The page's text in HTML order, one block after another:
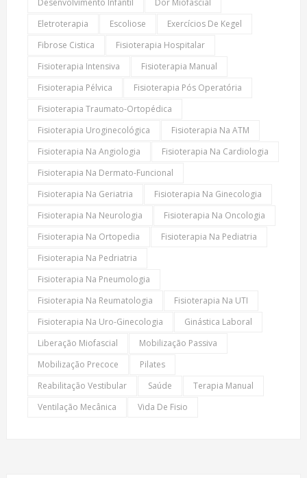
Eletroterapia
Escoliose
Exercícios De Kegel
Fibrose Cistica
Fisioterapia Hospitalar
Fisioterapia Intensiva
Fisioterapia Manual
Fisioterapia Pélvica
Fisioterapia Pós Operatória
Fisioterapia Traumato-Ortopédica
Fisioterapia Uroginecológica
Fisioterapia Na ATM
Fisioterapia Na Angiologia
Fisioterapia Na Cardiologia
Fisioterapia Na Dermato-Funcional
Fisioterapia Na Geriatria
Fisioterapia Na Ginecologia
Fisioterapia Na Neurologia
Fisioterapia Na Oncologia
Fisioterapia Na Ortopedia
Fisioterapia Na Pediatria
Fisioterapia Na Pedriatria
Fisioterapia Na Pneumologia
Fisioterapia Na Reumatologia
Fisioterapia Na UTI
Fisioterapia Na Uro-Ginecologia
Ginástica Laboral
Liberação Miofascial
Mobilização Passiva
Mobilização Precoce
Pilates
Reabilitação Vestibular
Saúde
Terapia Manual
Ventilação Mecânica
Vida De Fisio